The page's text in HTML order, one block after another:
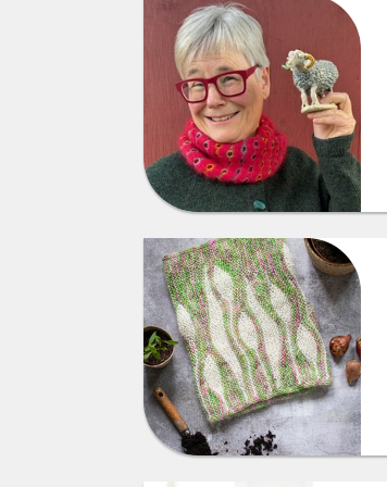
Fornåsa
Frösön
Funäsdalen
Färjestaden
Gotland
Grillby
Gränna
Gällivare
Gävle